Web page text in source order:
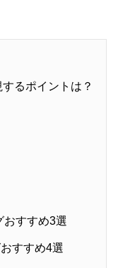
るポイントは？
おすすめ3選
すすめ4選